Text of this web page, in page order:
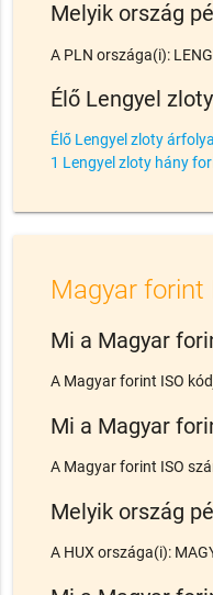
Melyik ország
A PLN országa(i):
Élő Lengyel
Élő Lengyel zloty
1 Lengyel zloty hány
Magyar forint
Mi a Magyar
A Magyar forint ISO
Mi a Magyar
A Magyar forint ISO
Melyik ország
A HUX országa(i):